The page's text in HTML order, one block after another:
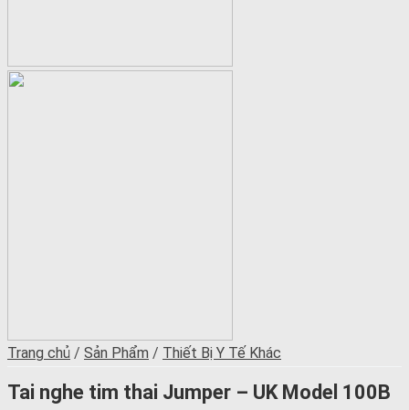
Trang chủ / Sản Phẩm / Thiết Bị Y Tế Khác
Tai nghe tim thai Jumper – UK Model 100B